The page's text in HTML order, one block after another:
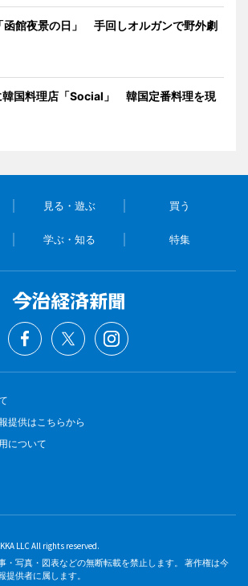
函館夜景の日」 手回しオルガンで野外劇
韓国料理店「Social」 韓国定番料理を現
見る・遊ぶ 買う
学ぶ・知る 特集
提供はこちらから
について
LLC All rights reserved.
・写真・図表などの無断転載を禁止します。 著作権は今
供者に属します。